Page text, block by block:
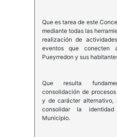
Que es tarea de este
mediante todas las
realización de
eventos que conecten
Pueyrredon y sus
Que resulta
consolidación de
y de carácter alternativo,
consolidar la
Municipio.